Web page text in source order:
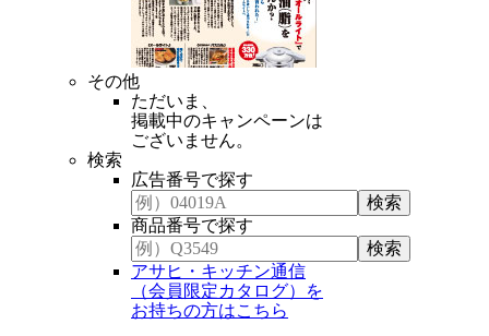
その他
ただいま、
掲載中のキャンペーンは
ございません。
検索
広告番号で探す
商品番号で探す
アサヒ・キッチン通信
（会員限定カタログ）を
お持ちの方はこちら